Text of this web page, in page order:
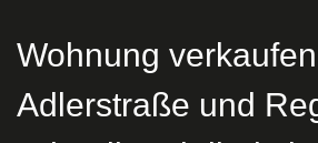
Wohnung
Adlerstraße und